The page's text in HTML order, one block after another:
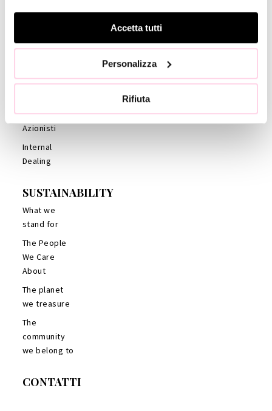
Accetta tutti
Personalizza
Rifiuta
Statuto
Condotta
revisione
Assemblea
Azionisti
Internal
Dealing
SUSTAINABILITY
What we
stand for
The People
We Care
About
The planet
we treasure
The
community
we belong to
CONTATTI